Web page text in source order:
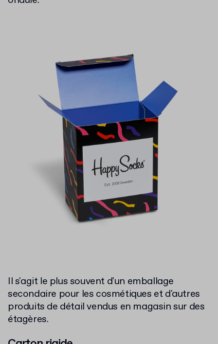
Il s'agit le plus souvent d'un emballage
secondaire pour les cosmétiques et d'autres
produits de détail vendus en magasin sur des
étagères.